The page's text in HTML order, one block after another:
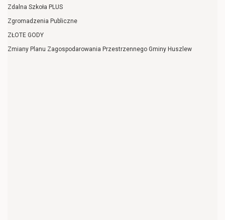
Zdalna Szkoła PLUS
Zgromadzenia Publiczne
ZŁOTE GODY
Zmiany Planu Zagospodarowania Przestrzennego Gminy Huszlew